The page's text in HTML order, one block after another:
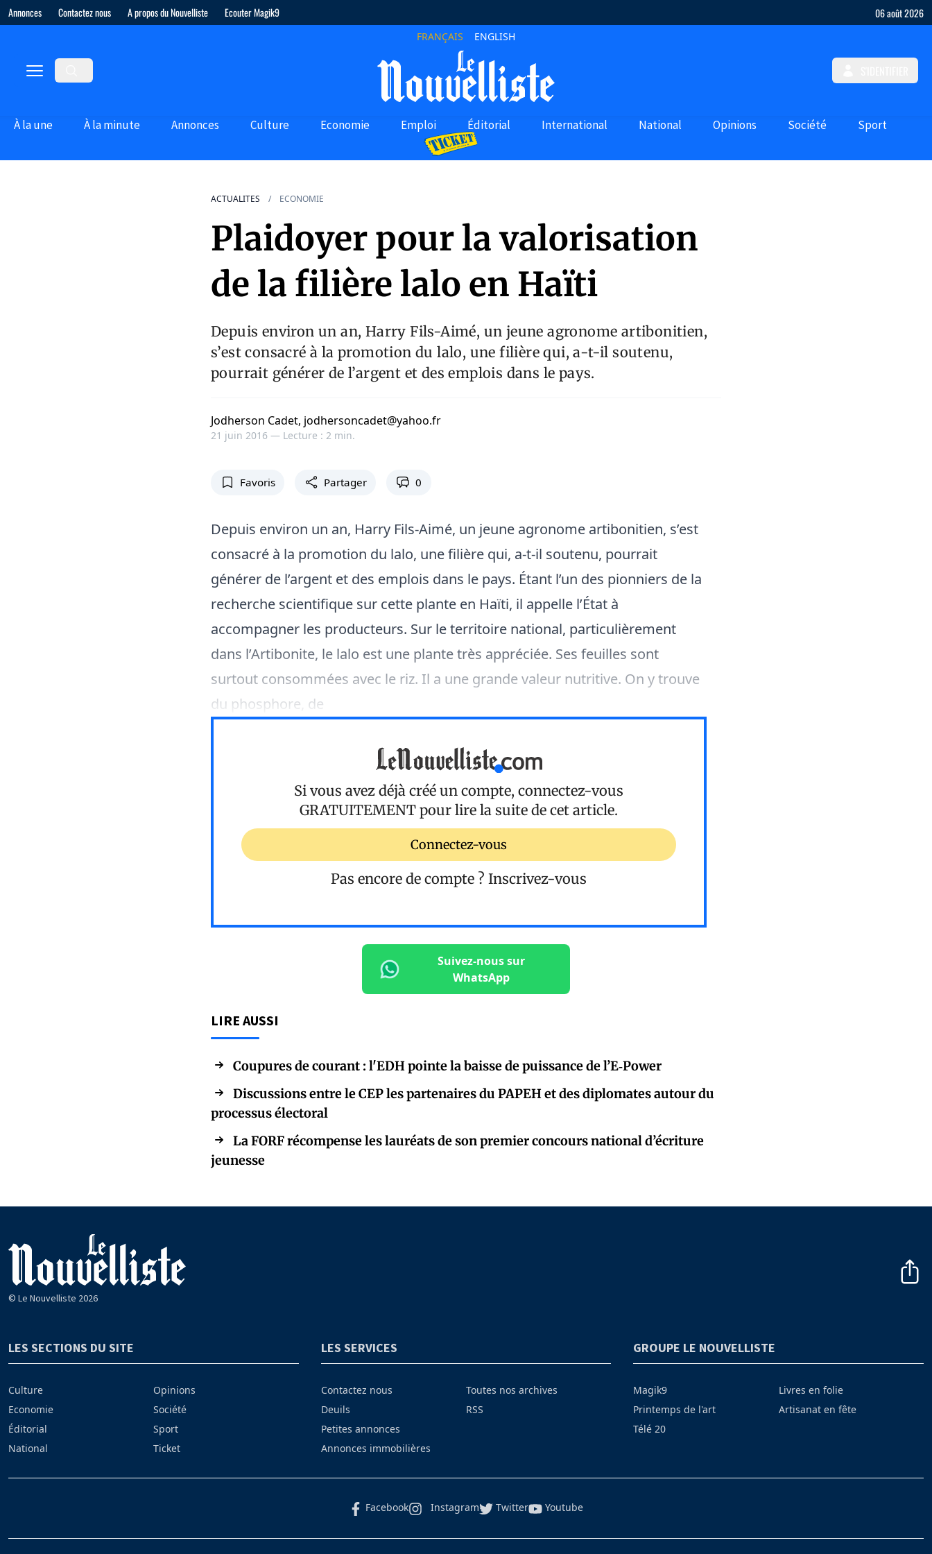
Annonces Contactez nous A propos du Nouvelliste Ecouter Magik9 06 août 2026
FRANÇAIS ENGLISH
À la une À la minute Annonces Culture Economie Emploi Éditorial International National Opinions Société Sport
ACTUALITES ECONOMIE
Plaidoyer pour la valorisation
de la filière lalo en Haïti
Depuis environ un an, Harry Fils-Aimé, un jeune agronome artibonitien,
s’est consacré à la promotion du lalo, une filière qui, a-t-il soutenu,
pourrait générer de l’argent et des emplois dans le pays.
Jodherson Cadet, jodhersoncadet@yahoo.fr
21 juin 2016 — Lecture : 2 min.
Favoris Partager 0
Depuis environ un an, Harry Fils-Aimé, un jeune agronome artibonitien, s’est
consacré à la promotion du lalo, une filière qui, a-t-il soutenu, pourrait
générer de l’argent et des emplois dans le pays. Étant l’un des pionniers de la
recherche scientifique sur cette plante en Haïti, il appelle l’État à
accompagner les producteurs. Sur le territoire national, particulièrement
dans l’Artibonite, le lalo est une plante très appréciée. Ses feuilles sont
surtout consommées avec le riz. Il a une grande valeur nutritive. On y trouve
du phosphore, de
Si vous avez déjà créé un compte, connectez-vous
GRATUITEMENT pour lire la suite de cet article.
Connectez-vous
Pas encore de compte ? Inscrivez-vous
Suivez-nous sur
WhatsApp
LIRE AUSSI
Coupures de courant : l'EDH pointe la baisse de puissance de l’E‑Power
Discussions entre le CEP les partenaires du PAPEH et des diplomates autour du
processus électoral
La FORF récompense les lauréats de son premier concours national d’écriture
jeunesse
© Le Nouvelliste 2026
LES SECTIONS DU SITE
Culture
Economie
Éditorial
National
Opinions
Société
Sport
Ticket
LES SERVICES
Contactez nous
Deuils
Petites annonces
Annonces immobilières
Toutes nos archives
RSS
GROUPE LE NOUVELLISTE
Magik9
Printemps de l'art
Télé 20
Livres en folie
Artisanat en fête
Facebook Instagram Twitter Youtube